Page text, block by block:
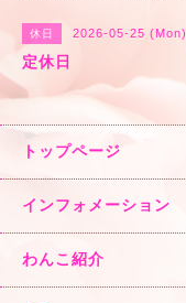
休日 2026-05-25 (Mon)
定休日
トップページ
インフォメーション
わんこ紹介